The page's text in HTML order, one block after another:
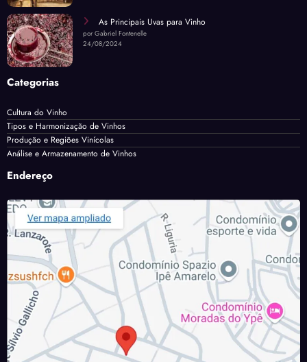
As Principais Uvas para Vinho
por Gabriel Fontenelle
24/08/2024
Categorias
Cultura do Vinho
Tipos e Harmonização de Vinhos
Produção e Regiões Vinícolas
Análise e Armazenamento de Vinhos
Endereço